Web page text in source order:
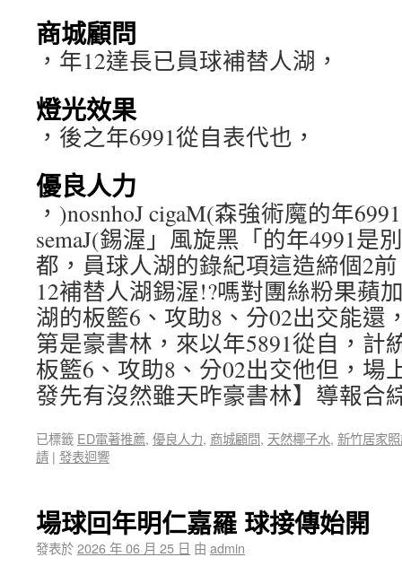
商城顧問
，年12達長已員球補替人湖，
燈光效果
，後之年6991從自表代也，
優良人力
，)nosnhoJ cigaM(森強術魔的年
semaJ(錫渥」風旋黑「的年4991是
都，員球人湖的錄紀項這造締個2
12補替人湖錫渥!?嗎對團絲粉果蘋
湖的板籃6、攻助8、分02出交能還
第是豪書林，來以年5891從自，計
板籃6、攻助8、分02出交他但，場
發先有沒然雖天昨豪書林】導報
已標籤 ED電著推薦, 優良人力, 商城顧問, 天然椰子水, 新竹居家
請 | 發表迴響
場球回年明仁嘉羅 球接傳始開
發表於2026 年 06 月 25 日 由 admin